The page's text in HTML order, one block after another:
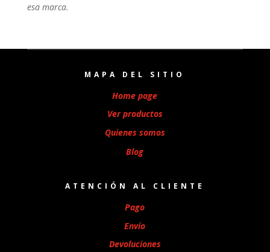
esa marca.
MAPA DEL SITIO
Home page
Ver productos
Quienes somos
Blog
ATENCIÓN AL CLIENTE
Pago
Envío
Devoluciones